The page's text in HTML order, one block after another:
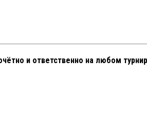
и ответственно на любом